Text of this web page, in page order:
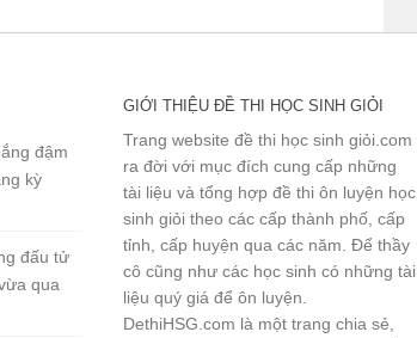
đậm
kỳ
đấu tử
qua
GIỚI THIỆU ĐỀ THI HỌC SINH GIỎI
Trang website đề thi học sinh giỏi.com
ra đời với mục đích cung cấp những
tài liệu và tổng hợp đề thi ôn luyện học
sinh giỏi theo các cấp thành phố, cấp
tỉnh, cấp huyện qua các năm. Để thầy
cô cũng như các học sinh có những tài
liệu quý giá để ôn luyện.
DethiHSG.com là một trang chia sẻ,